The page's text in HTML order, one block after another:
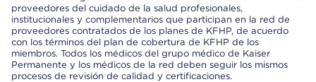
proveedores del cuidado de la salud profesionales,
institucionales y complementarios que participan en la red de
proveedores contratados de los planes de KFHP, de acuerdo
con los términos del plan de cobertura de KFHP de los
miembros. Todos los médicos del grupo médico de Kaiser
Permanente y los médicos de la red deben seguir los mismos
procesos de revisión de calidad y certificaciones.